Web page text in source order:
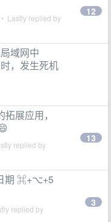
• Lastly replied by
12
域网中
，发生死机
展应用，
replied by
13
期 ⌘+⌥+5
replied by
3